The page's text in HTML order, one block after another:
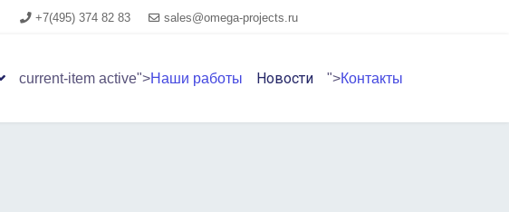
+7(495) 374 82 83 sales@omega-projects.ru
current-item active">Наши работы Новости ">Контакты